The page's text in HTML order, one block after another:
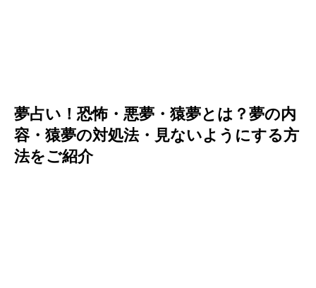
夢占い！恐怖・悪夢・猿夢とは？夢の内
容・猿夢の対処法・見ないようにする方
法をご紹介